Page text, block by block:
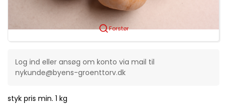
Forstør
Log ind eller ansøg om konto via mail til
nykunde@byens-groenttorv.dk
styk pris min. 1 kg